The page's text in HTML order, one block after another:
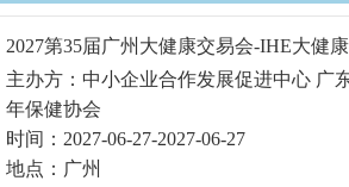
2027第35届广州大健康交易会-IHE大健
主办方：中小企业合作发展促进中心 广
年保健协会
时间：2027-06-27-2027-06-27
地点：广州